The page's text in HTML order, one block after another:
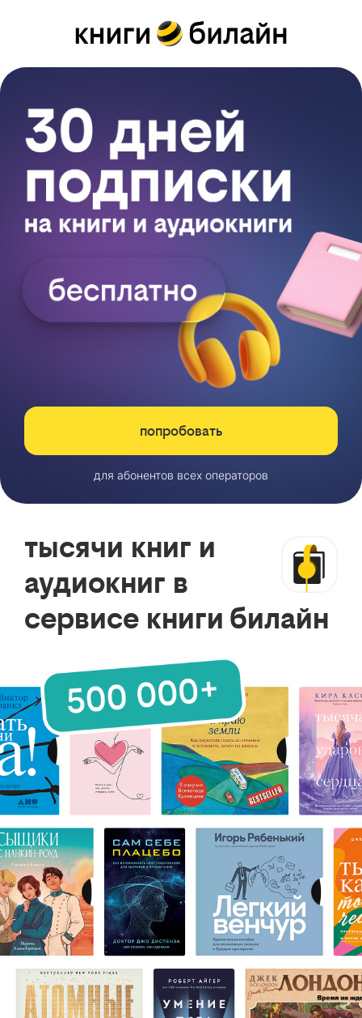
попробовать
для абонентов всех операторов
тысячи книг и
аудиокниг в
сервисе книги билайн